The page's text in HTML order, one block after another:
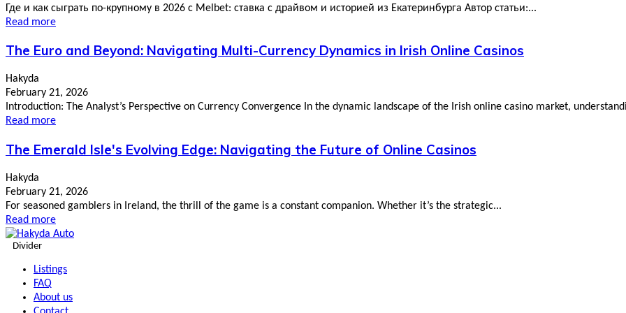
Где и как сыграть по-крупному в 2026 с Melbet: ставка с драйвом и историей из Екатеринбурга Автор статьи:...
Read more
The Euro and Beyond: Navigating Multi-Currency Dynamics in Irish Online Casinos
Hakyda
February 21, 2026
Introduction: The Analyst’s Perspective on Currency Convergence In the dynamic landscape of the Irish online casino market,
Read more
The Emerald Isle's Evolving Edge: Navigating the Future of Online Casinos
Hakyda
February 21, 2026
For seasoned gamblers in Ireland, the thrill of the game is a constant companion. Whether it’s the strategic...
Read more
Divider
Listings
FAQ
About us